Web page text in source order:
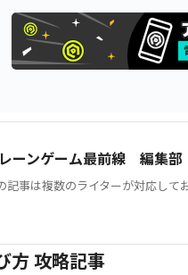
ーンゲーム最前線 編集部
記事は複数のライターが対応して
方 攻略記事